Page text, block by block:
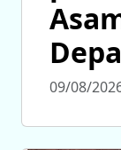
09/08/